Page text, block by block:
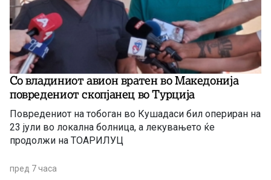
Со владиниот авион вратен во Македонија
повредениот скопјанец во Турција
Повредениот на тобоган во Кушадаси бил опериран на
23 јули во локална болница, а лекувањето ќе
продолжи на ТОАРИЛУЦ
пред 7 часа